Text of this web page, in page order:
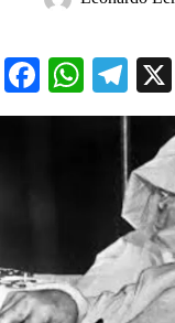
Fa
ce
W
ha
pp
Te
le
gr
a
m